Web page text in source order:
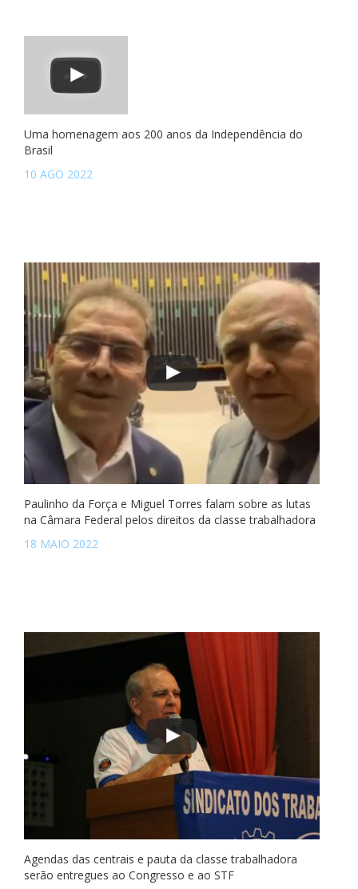
Uma homenagem aos 200 anos da Independência do
Brasil
10 AGO 2022
Paulinho da Força e Miguel Torres falam sobre as lutas
na Câmara Federal pelos direitos da classe trabalhadora
18 MAIO 2022
Agendas das centrais e pauta da classe trabalhadora
serão entregues ao Congresso e ao STF